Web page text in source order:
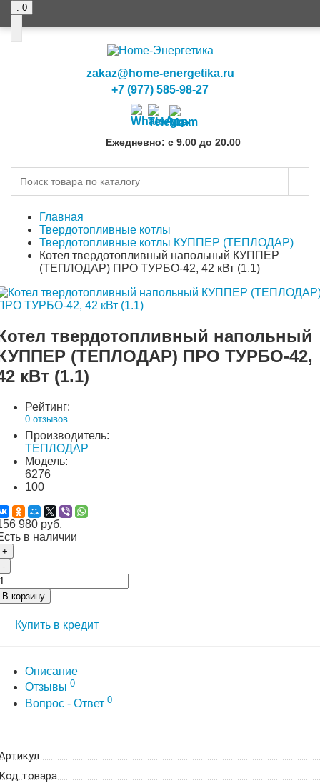
: 0
zakaz@home-energetika.ru
+7 (977) 585-98-27
Ежедневно: с 9.00 до 20.00
Главная
Твердотопливные котлы
Твердотопливные котлы КУППЕР (ТЕПЛОДАР)
Котел твердотопливный напольный КУППЕР
(ТЕПЛОДАР) ПРО ТУРБО-42, 42 кВт (1.1)
твердотопливный напольный
(ТЕПЛОДАР) ПРО ТУРБО-42,
кВт (1.1)
Рейтинг:
0 отзывов
Производитель:
ТЕПЛОДАР
Модель:
6276
100
980 руб.
в наличии
+
-
В корзину
Купить в кредит
Описание
Отзывы 0
Вопрос - Ответ 0
товара